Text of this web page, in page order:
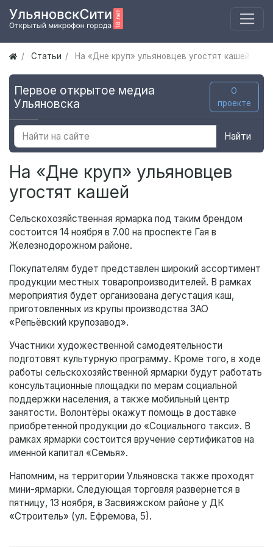
Статьи На «Дне круп» ульяновцев угостят кашей
Первое открытое медиа
Ульяновска
О
проекте
Найти
На «Дне круп» ульяновцев
угостят кашей
Сельскохозяйственная ярмарка под таким брендом
состоится 14 ноября в 7.00 на проспекте Гая в
Железнодорожном районе.
Покупателям будет представлен широкий ассортимент
продукции местных товаропроизводителей. В рамках
мероприятия будет организована дегустация каш,
приготовленных из крупы производства ЗАО
«Репьёвский крупозавод».
Участники художественной самодеятельности
подготовят культурную программу. Кроме того, в ходе
работы сельскохозяйственной ярмарки будут работать
консультационные площадки по мерам социальной
поддержки населения, а также мобильный центр
занятости. Волонтёры окажут помощь в доставке
приобретенной продукции до «Социального такси». В
рамках ярмарки состоится вручение сертификатов на
именной капитал «Семья».
Напомним, на территории Ульяновска также проходят
мини-ярмарки. Следующая торговля развернется в
пятницу, 13 ноября, в Засвияжском районе у ДК
«Строитель» (ул. Ефремова, 5).